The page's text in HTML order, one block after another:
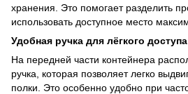
хранения. Это помогает разделить
использовать доступное место
Удобная ручка для лёгкого доступа
На передней части контейнера
ручка, которая позволяет легко
полки. Это особенно удобно при